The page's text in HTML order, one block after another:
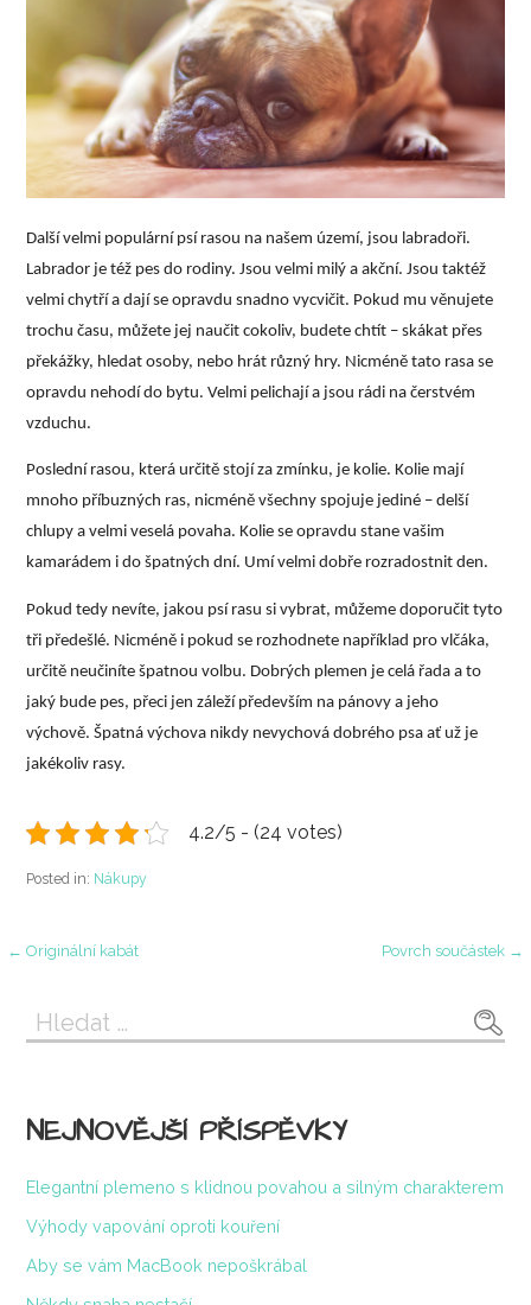
Další velmi populární psí rasou na našem území, jsou labradoři.
Labrador je též pes do rodiny. Jsou velmi milý a akční. Jsou taktéž
velmi chytří a dají se opravdu snadno vycvičit. Pokud mu věnujete
trochu času, můžete jej naučit cokoliv, budete chtít – skákat přes
překážky, hledat osoby, nebo hrát různý hry. Nicméně tato rasa se
opravdu nehodí do bytu. Velmi pelichají a jsou rádi na čerstvém
vzduchu.
Poslední rasou, která určitě stojí za zmínku, je kolie. Kolie mají
mnoho příbuzných ras, nicméně všechny spojuje jediné – delší
chlupy a velmi veselá povaha. Kolie se opravdu stane vašim
kamarádem i do špatných dní. Umí velmi dobře rozradostnit den.
Pokud tedy nevíte, jakou psí rasu si vybrat, můžeme doporučit tyto
tři předešlé. Nicméně i pokud se rozhodnete například pro vlčáka,
určitě neučiníte špatnou volbu. Dobrých plemen je celá řada a to
jaký bude pes, přeci jen záleží především na pánovy a jeho
výchově. Špatná výchova nikdy nevychová dobrého psa ať už je
jakékoliv rasy.
4.2/5 - (24 votes)
Posted in: Nákupy
Navigace
pro
příspěvek
← Originální kabát Povrch součástek →
Vyhledávání
NEJNOVĚJŠÍ PŘÍSPĚVKY
Elegantní plemeno s klidnou povahou a silným charakterem
Výhody vapování oproti kouření
Aby se vám MacBook nepoškrábal